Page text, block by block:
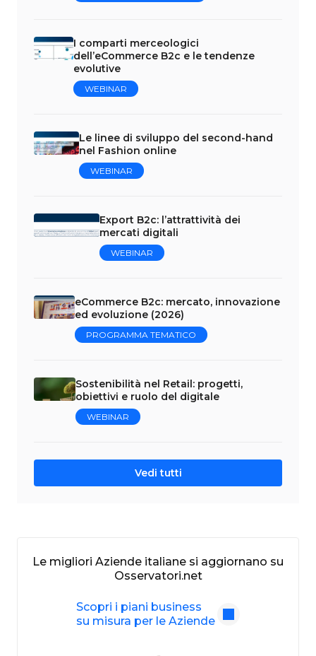
I comparti merceologici
dell’eCommerce B2c e le tendenze
evolutive
WEBINAR
Le linee di sviluppo del second-hand
nel Fashion online
WEBINAR
Export B2c: l’attrattività dei
mercati digitali
WEBINAR
eCommerce B2c: mercato, innovazione
ed evoluzione (2026)
PROGRAMMA TEMATICO
Sostenibilità nel Retail: progetti,
obiettivi e ruolo del digitale
WEBINAR
Vedi tutti
Le migliori Aziende italiane si aggiornano su
Osservatori.net
Scopri i piani business
su misura per le Aziende